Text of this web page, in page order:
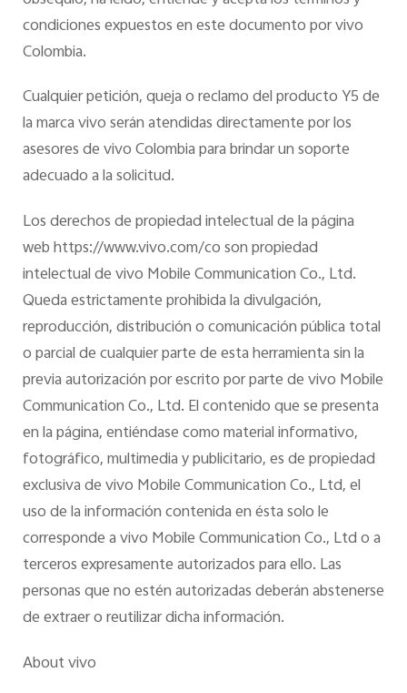
condiciones expuestos en este documento por vivo
Colombia.
Cualquier petición, queja o reclamo del producto Y5 de
la marca vivo serán atendidas directamente por los
asesores de vivo Colombia para brindar un soporte
adecuado a la solicitud.
Los derechos de propiedad intelectual de la página
web https://www.vivo.com/co son propiedad
intelectual de vivo Mobile Communication Co., Ltd.
Queda estrictamente prohibida la divulgación,
reproducción, distribución o comunicación pública total
o parcial de cualquier parte de esta herramienta sin la
previa autorización por escrito por parte de vivo Mobile
Communication Co., Ltd. El contenido que se presenta
en la página, entiéndase como material informativo,
fotográfico, multimedia y publicitario, es de propiedad
exclusiva de vivo Mobile Communication Co., Ltd, el
uso de la información contenida en ésta solo le
corresponde a vivo Mobile Communication Co., Ltd o a
terceros expresamente autorizados para ello. Las
personas que no estén autorizadas deberán abstenerse
de extraer o reutilizar dicha información.
About vivo